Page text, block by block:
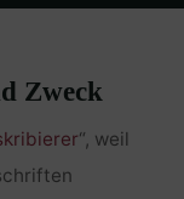
Zweck
“, weil